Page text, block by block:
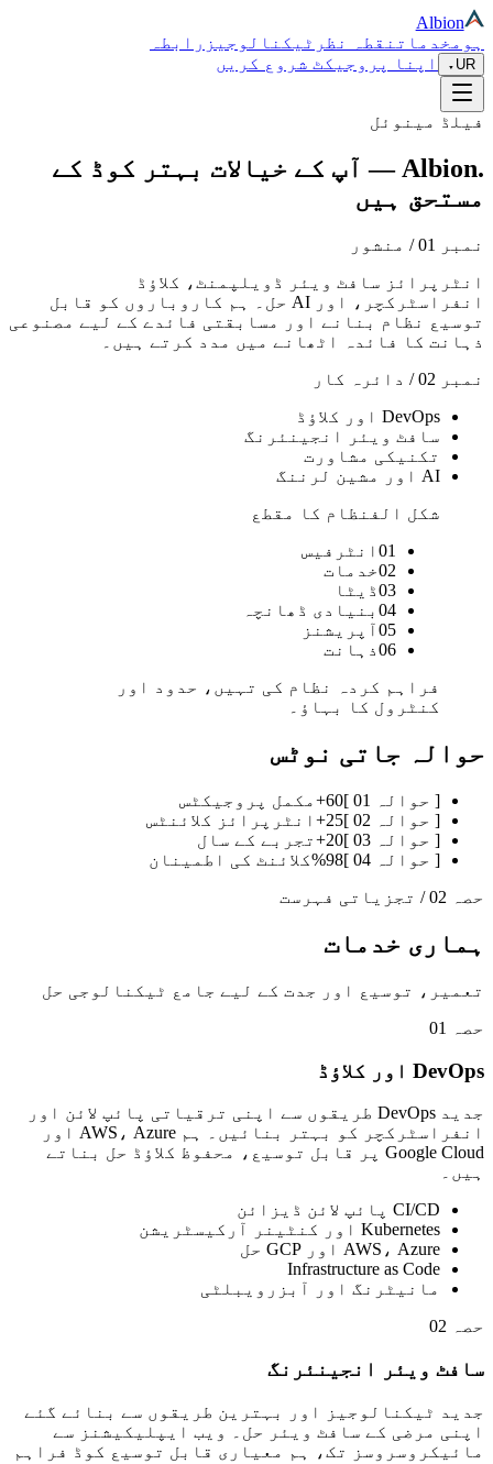
Albion
ہوم خدمات نقطہ نظر ٹیکنالوجیز رابطہ
UR
▾ اپنا پروجیکٹ شروع کریں
فیلڈ مینوئل
Albion.
— آپ کے خیالات بہتر کوڈ کے
مستحق ہیں
نمبر 01 / منشور
انٹرپرائز سافٹ ویئر ڈویلپمنٹ، کلاؤڈ
انفراسٹرکچر، اور AI حل۔ ہم کاروباروں کو قابل
توسیع نظام بنانے اور مسابقتی فائدے کے لیے مصنوعی
ذہانت کا فائدہ اٹھانے میں مدد کرتے ہیں۔
نمبر 02 / دائرہ کار
DevOps اور کلاؤڈ
سافٹ ویئر انجینئرنگ
تکنیکی مشاورت
AI اور مشین لرننگ
شکل الف نظام کا مقطع
01 انٹرفیس
02خدمات
03ڈیٹا
04 بنیادی ڈھانچہ
05آپریشنز
06ذہانت
فراہم کردہ نظام کی تہیں، حدود اور
کنٹرول کا بہاؤ۔
حوالہ جاتی نوٹس
[ حوالہ 01 ]
60+
مکمل پروجیکٹس
[ حوالہ 02 ]
25+
انٹرپرائز کلائنٹس
[ حوالہ 03 ]
20+
تجربے کے سال
[ حوالہ 04 ]
98%
کلائنٹ کی اطمینان
حصہ 02 / تجزیاتی فہرست
ہماری خدمات
تعمیر، توسیع اور جدت کے لیے جامع ٹیکنالوجی حل
حصہ 01
DevOps اور کلاؤڈ
جدید DevOps طریقوں سے اپنی ترقیاتی پائپ لائن اور
انفراسٹرکچر کو بہتر بنائیں۔ ہم AWS، Azure اور
Google Cloud پر قابل توسیع، محفوظ کلاؤڈ حل بناتے
ہیں۔
CI/CD پائپ لائن ڈیزائن
Kubernetes اور کنٹینر آرکیسٹریشن
AWS، Azure اور GCP حل
Infrastructure as Code
مانیٹرنگ اور آبزرویبلٹی
حصہ 02
سافٹ ویئر انجینئرنگ
جدید ٹیکنالوجیز اور بہترین طریقوں سے بنائے گئے
اپنی مرضی کے سافٹ ویئر حل۔ ویب ایپلیکیشنز سے
مائیکروسروسز تک، ہم معیاری قابل توسیع کوڈ فراہم